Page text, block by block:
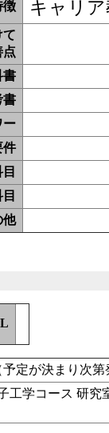
徴 キャリ
て
点
書
書
ー
件
他
予定が決まり次第
工学コース 研究